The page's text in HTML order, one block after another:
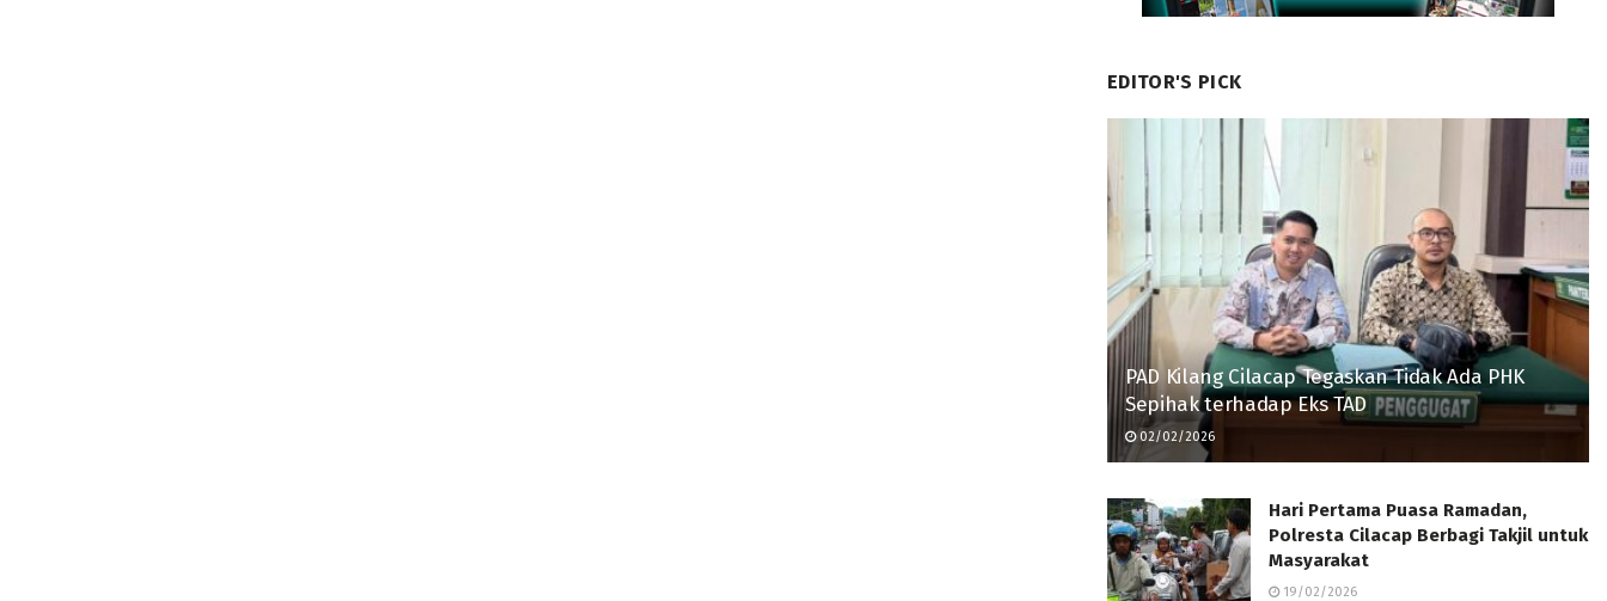
EDITOR'S PICK
PAD Kilang Cilacap Tegaskan Tidak Ada PHK
Sepihak terhadap Eks TAD
02/02/2026
Hari Pertama Puasa Ramadan,
Polresta Cilacap Berbagi Takjil untuk
Masyarakat
19/02/2026